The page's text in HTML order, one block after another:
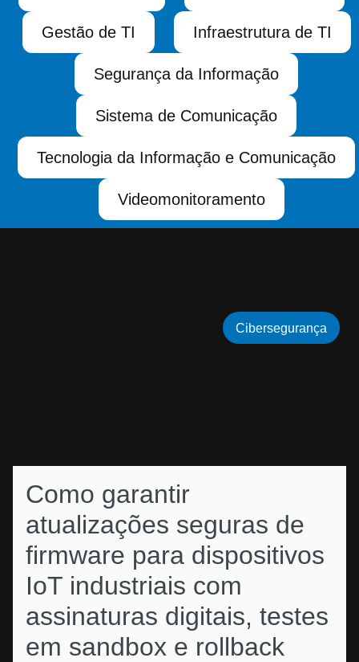
Gestão de TI Infraestrutura de TI
Segurança da Informação
Sistema de Comunicação
Tecnologia da Informação e Comunicação
Videomonitoramento
Como garantir
atualizações seguras de
firmware para dispositivos
IoT industriais com
assinaturas digitais, testes
em sandbox e rollback
Cibersegurança